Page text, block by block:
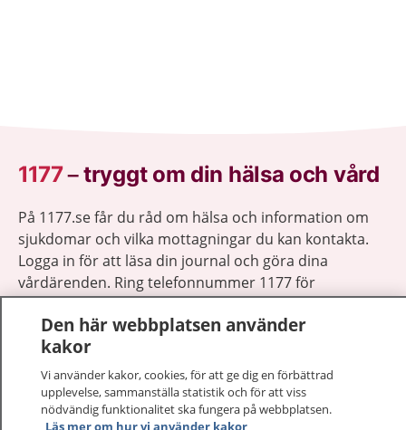
1177–tryggt om din hälsa och vård
På 1177.se får du råd om hälsa och information om
sjukdomar och vilka mottagningar du kan kontakta.
Logga in för att läsa din journal och göra dina
vårdärenden. Ring telefonnummer 1177 för
sjukvårdsrådgivning dygnet runt.
1177 ger dig råd när du vill må bättre.
Den här webbplatsen använder
kakor
Vi använder kakor, cookies, för att ge dig en förbättrad
upplevelse, sammanställa statistik och för att viss
nödvändig funktionalitet ska fungera på webbplatsen.
Läs mer om hur vi använder kakor